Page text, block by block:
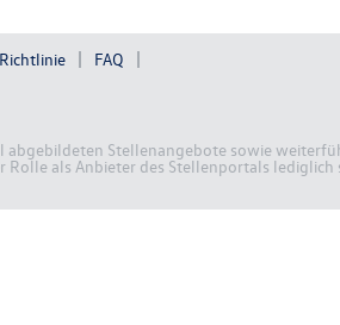
FAQ
abgebildeten Stellenangebote sowie
als Anbieter des Stellenportals lediglich